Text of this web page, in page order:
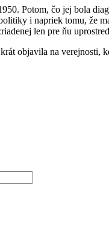
Potom, čo jej bola
i napriek tomu, že
len pre ňu
objavila na